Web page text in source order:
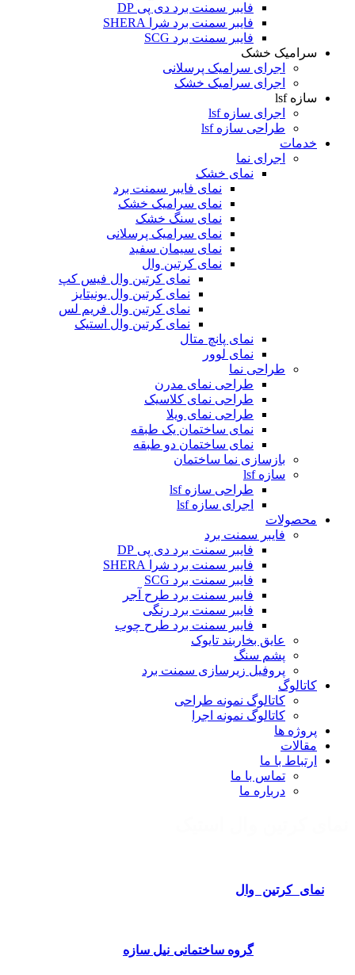
فایبر سمنت برد دی پی DP
فایبر سمنت برد شرا SHERA
فایبر سمنت برد SCG
سرامیک خشک
اجرای سرامیک پرسلانی
اجرای سرامیک خشک
سازه lsf
اجرای سازه lsf
طراحی سازه lsf
خدمات
اجرای نما
نمای خشک
نمای فایبر سمنت برد
نمای سرامیک خشک
نمای سنگ خشک
نمای سرامیک پرسلانی
نمای سیمان سفید
نمای کرتین وال
نمای کرتین وال فیس کپ
نمای کرتین وال یونیتایز
نمای کرتین وال فریم لس
نمای کرتین وال استیک
نمای پانچ متال
نمای لوور
طراحی نما
طراحی نمای مدرن
طراحی نمای کلاسیک
طراحی نمای ویلا
نمای ساختمان یک طبقه
نمای ساختمان دو طبقه
بازسازی نما ساختمان
سازه lsf
طراحی سازه lsf
اجرای سازه lsf
محصولات
فایبر سمنت برد
فایبر سمنت برد دی پی DP
فایبر سمنت برد شرا SHERA
فایبر سمنت برد SCG
فایبر سمنت برد طرح آجر
فایبر سمنت برد رنگی
فایبر سمنت برد طرح چوب
عایق بخاربند تایوک
پشم سنگ
پروفیل زیرسازی سمنت برد
کاتالوگ
کاتالوگ نمونه طراحی
کاتالوگ نمونه اجرا
پروژه ها
مقالات
ارتباط با ما
تماس با ما
درباره ما
نوعنمای کرتین وال
پروژه خود هستید،گروه ساختمانی نیل سازه